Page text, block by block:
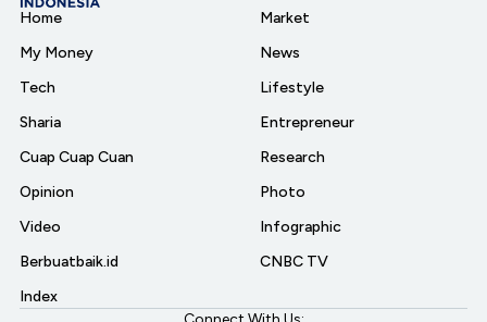
Home
My Money
Tech
Sharia
Cuap Cuap Cuan
Opinion
Video
Berbuatbaik.id
Index
Market
News
Lifestyle
Entrepreneur
Research
Photo
Infographic
CNBC TV